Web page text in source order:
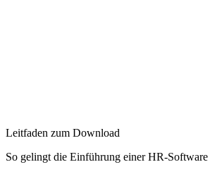
Leitfaden zum Download
So gelingt die Einführung einer HR-Software